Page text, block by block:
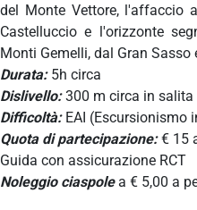
del Monte Vettore, l'affaccio
Castelluccio e l'orizzonte
Monti Gemelli, dal Gran Sasso
Durata:5h circa
Dislivello:300 m circa in salita
Difficoltà:EAI (Escursionismo
Quota di partecipazione:€ 15
Guida con assicurazione RCT
Noleggio ciaspolea € 5,00 a